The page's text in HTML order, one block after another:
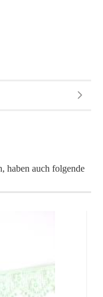
haben auch folgende